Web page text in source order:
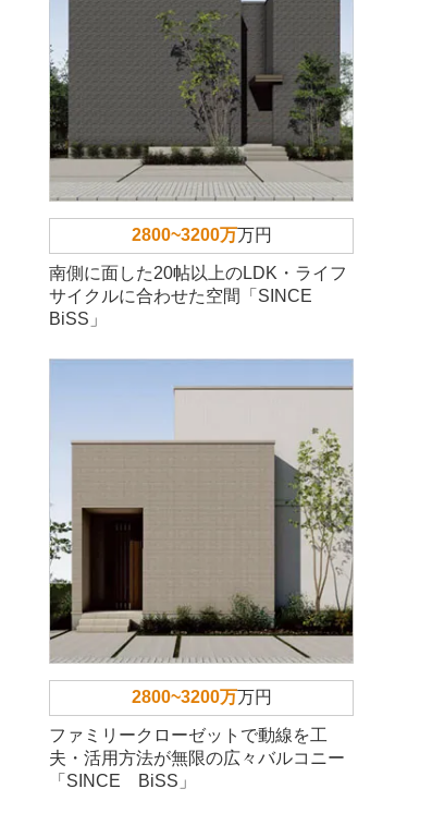
2800~3200万万円
南側に面した20帖以上のLDK・ライフ
サイクルに合わせた空間「SINCE
BiSS」
2800~3200万万円
ファミリークローゼットで動線を工
夫・活用方法が無限の広々バルコニー
「SINCE BiSS」